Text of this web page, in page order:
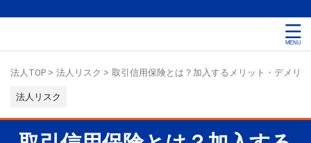
法人TOP > 法人リスク > 取引信用保険とは？加入するメリット・デメリ
法人リスク